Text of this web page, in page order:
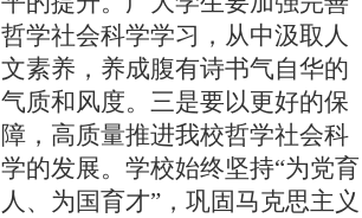
哲学社会科学学习，从中汲取人
文素养，养成腹有诗书气自华的
气质和风度。三是要以更好的保
障，高质量推进我校哲学社会科
学的发展。学校始终坚持“为党育
人、为国育才”，巩固马克思主义